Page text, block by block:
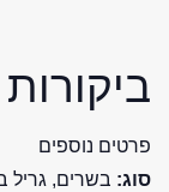
פרטים נוספים
סוג: